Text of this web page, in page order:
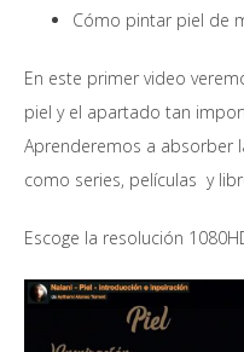
Cómo pintar piel de
En este primer video
piel y el apartado tan
Aprenderemos a absorber
como series, películas y
Escoge la resolución